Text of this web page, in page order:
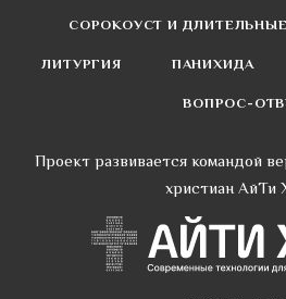
СОРОКОУСТ И ДЛИТЕЛЬНЫЕ
ЛИТУРГИЯ
ПАНИХИДА
ВОПРОС-
Проект развивается командой
христиан АйТи